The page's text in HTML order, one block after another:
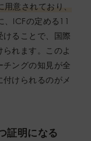
意されており、
、ICFの定める11
ることで、国際
れます。このよ
チングの知見が全
けられるのがメ
証明になる